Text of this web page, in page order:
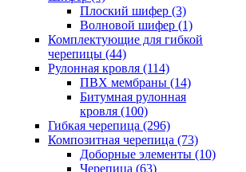
Плоский шифер (3)
Волновой шифер (1)
Комплектующие для гибкой
черепицы (44)
Рулонная кровля (114)
ПВХ мембраны (14)
Битумная рулонная
кровля (100)
Гибкая черепица (296)
Композитная черепица (73)
Доборные элементы (10)
Черепица (63)